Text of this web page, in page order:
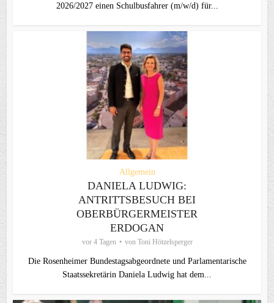
2026/2027 einen Schulbusfahrer (m/w/d) für...
Allgemein
DANIELA LUDWIG:
ANTRITTSBESUCH BEI
OBERBÜRGERMEISTER
ERDOGAN
vor 4 Tagen von Toni Hötzelsperger
Die Rosenheimer Bundestagsabgeordnete und Parlamentarische
Staatssekretärin Daniela Ludwig hat dem...